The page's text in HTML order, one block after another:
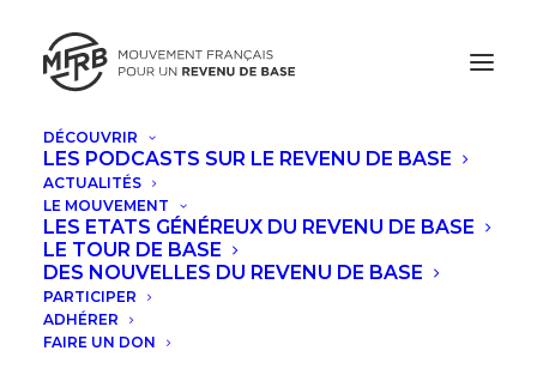
DÉCOUVRIR
LES PODCASTS SUR LE REVENU DE BASE
ACTUALITÉS
LE MOUVEMENT
LES ETATS GÉNÉREUX DU REVENU DE BASE
LE TOUR DE BASE
DES NOUVELLES DU REVENU DE BASE
PARTICIPER
ADHÉRER
FAIRE UN DON
Le mouvement
Marea Básica
apporte son soutien
aux activistes en